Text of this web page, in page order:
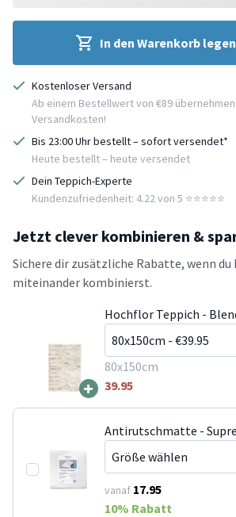
In den Warenkorb legen
Kostenloser Versand
Ab einem Bestellwert von €89
Versandkosten!
Bis 23:00 Uhr bestellt – sofort versendet*
Heute bestellt – heute versendet
Dein Teppich-Experte
Kundenzufriedenheit: 4.22 von 5 ⭐️⭐️⭐️⭐️⭐️
Jetzt clever kombinieren &
Sichere dir zusätzliche Rabatte, wenn du
miteinander kombinierst.
+
Hochflor Teppich -
80x150cm
39.95
Antirutschmatte -
vanaf 17.95
10% Rabatt